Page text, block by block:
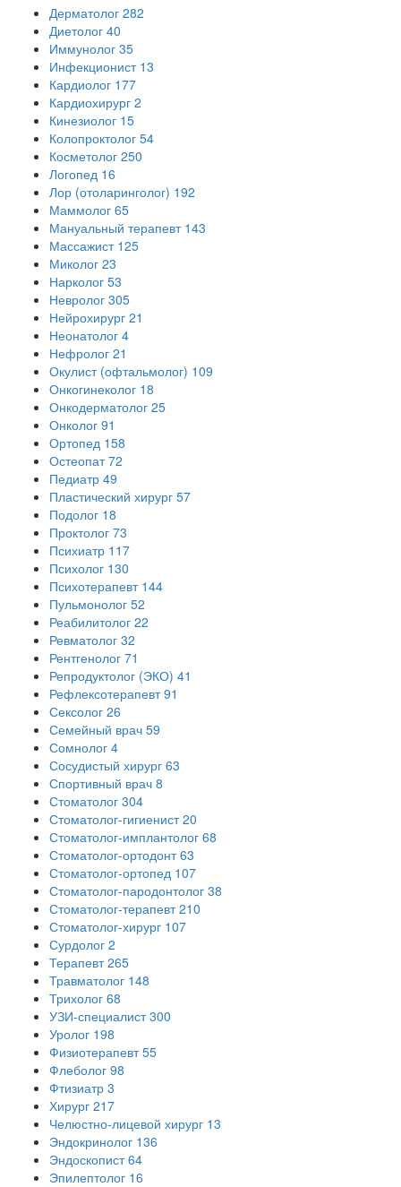
Дерматолог 282
Диетолог 40
Иммунолог 35
Инфекционист 13
Кардиолог 177
Кардиохирург 2
Кинезиолог 15
Колопроктолог 54
Косметолог 250
Логопед 16
Лор (отоларинголог) 192
Маммолог 65
Мануальный терапевт 143
Массажист 125
Миколог 23
Нарколог 53
Невролог 305
Нейрохирург 21
Неонатолог 4
Нефролог 21
Окулист (офтальмолог) 109
Онкогинеколог 18
Онкодерматолог 25
Онколог 91
Ортопед 158
Остеопат 72
Педиатр 49
Пластический хирург 57
Подолог 18
Проктолог 73
Психиатр 117
Психолог 130
Психотерапевт 144
Пульмонолог 52
Реабилитолог 22
Ревматолог 32
Рентгенолог 71
Репродуктолог (ЭКО) 41
Рефлексотерапевт 91
Сексолог 26
Семейный врач 59
Сомнолог 4
Сосудистый хирург 63
Спортивный врач 8
Стоматолог 304
Стоматолог-гигиенист 20
Стоматолог-имплантолог 68
Стоматолог-ортодонт 63
Стоматолог-ортопед 107
Стоматолог-пародонтолог 38
Стоматолог-терапевт 210
Стоматолог-хирург 107
Сурдолог 2
Терапевт 265
Травматолог 148
Трихолог 68
УЗИ-специалист 300
Уролог 198
Физиотерапевт 55
Флеболог 98
Фтизиатр 3
Хирург 217
Челюстно-лицевой хирург 13
Эндокринолог 136
Эндоскопист 64
Эпилептолог 16